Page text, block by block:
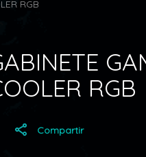
RGB
RGB
Compartir